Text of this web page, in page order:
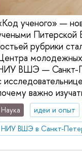
ученого» —
Питерской
рубрики
молодежных
ВШЭ — Санкт-
важно
Наука идеи и опыт
НИУ ВШЭ в Санкт-